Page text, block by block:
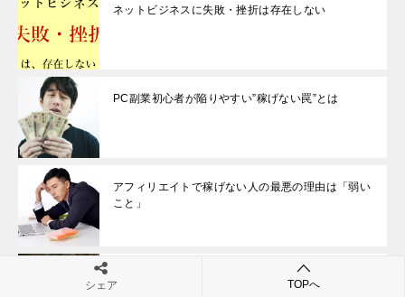
ネットビジネスに失敗・挫折は存在しない
PC副業初心者が陥りやすい”稼げない罠”とは
アフィリエイトで稼げない人の最悪の理由は「弱い
こと」
【お金持ち哲学】人間を貧乏にして破滅させる二つ
シェア TOPへ